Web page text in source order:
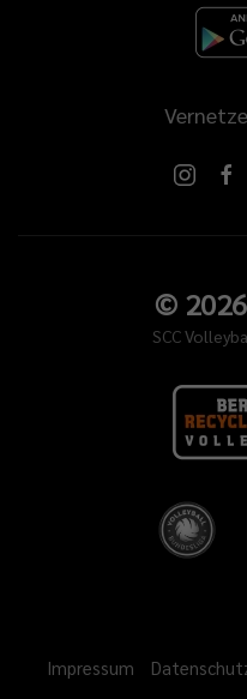
© 2026
SCC
Impressum